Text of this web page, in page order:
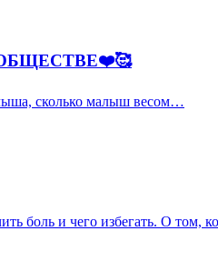
сколько малыш весом…
боль и чего избегать. О том,